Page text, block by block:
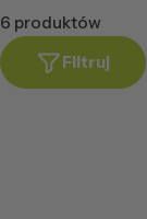
6 produktów
Filtruj